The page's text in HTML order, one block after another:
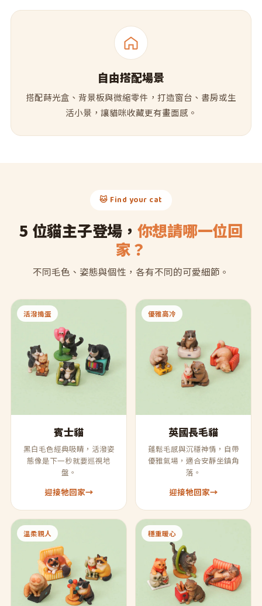
自由搭配場景
搭配蒔光盒、背景板與微縮零件，打造窗台、書房或生
活小景，讓貓咪收藏更有畫面感。
🐱 Find your cat
5 位貓主子登場， 你想請哪一位回
家？
不同毛色、姿態與個性，各有不同的可愛細節。
活潑搗蛋
賓士貓
黑白毛色經典吸睛，活潑姿
態像是下一秒就要巡視地
盤。
迎接牠回家→
優雅高冷
英國長毛貓
蓬鬆毛感與沉穩神情，自帶
優雅氣場，適合安靜坐鎮角
落。
迎接牠回家→
溫柔親人 穩重暖心